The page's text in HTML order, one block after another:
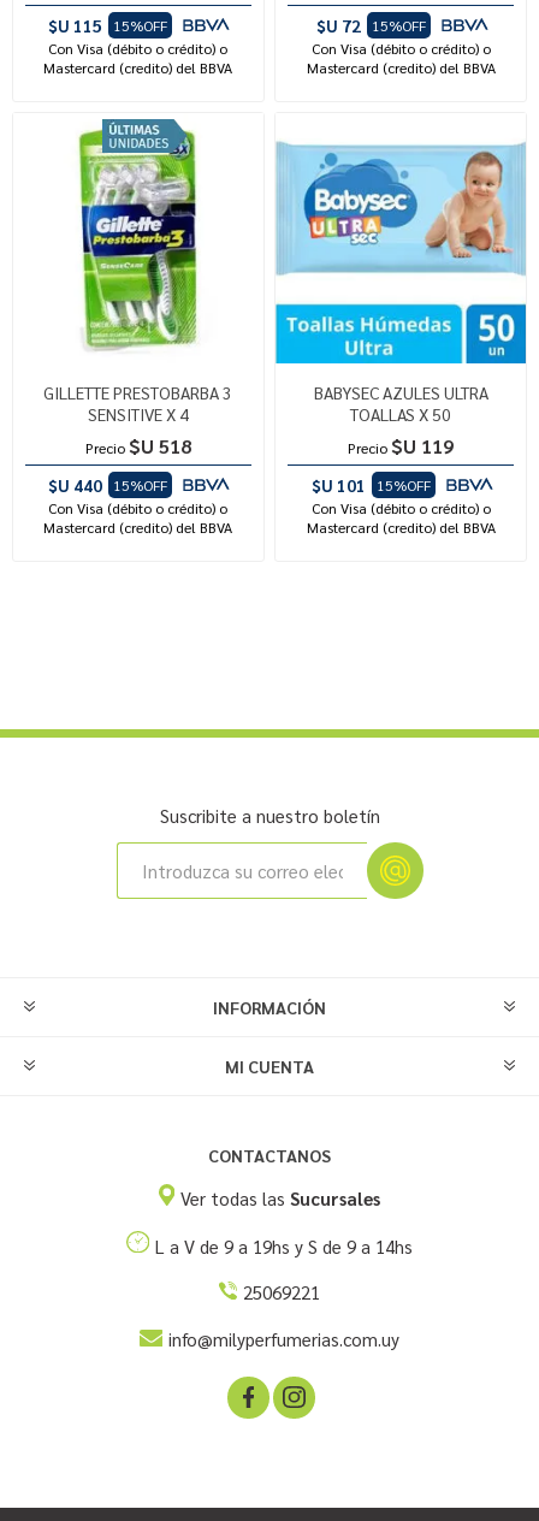
$U 115
15%OFF
Con Visa (débito o crédito) o
Mastercard (credito) del BBVA
$U 72
15%OFF
Con Visa (débito o crédito) o
Mastercard (credito) del BBVA
GILLETTE PRESTOBARBA 3
SENSITIVE X 4
Precio $U 518
$U 440
15%OFF
Con Visa (débito o crédito) o
Mastercard (credito) del BBVA
BABYSEC AZULES ULTRA
TOALLAS X 50
Precio $U 119
$U 101
15%OFF
Con Visa (débito o crédito) o
Mastercard (credito) del BBVA
Suscribite a nuestro boletín
INFORMACIÓN
MI CUENTA
CONTACTANOS
Ver todas las Sucursales
L a V de 9 a 19hs y S de 9 a 14hs
25069221
info@milyperfumerias.com.uy